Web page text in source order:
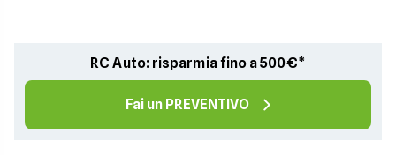
RC Auto: risparmia fino a 500€*
Fai un PREVENTIVO